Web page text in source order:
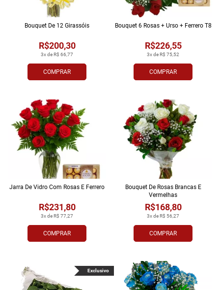
COMPRAR
3x de R$ 66,77
R$200,30
Bouquet De 12 Girassóis
COMPRAR
3x de R$ 75,52
R$226,55
Bouquet 6 Rosas + Urso + Ferrero T8
COMPRAR
3x de R$ 77,27
R$231,80
Jarra De Vidro Com Rosas E Ferrero
COMPRAR
3x de R$ 56,27
R$168,80
Bouquet De Rosas Brancas E
Vermelhas
Exclusivo